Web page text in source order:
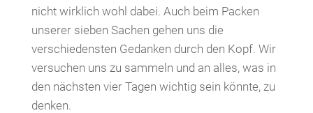
nicht wirklich wohl dabei. Auch beim Packen
unserer sieben Sachen gehen uns die
verschiedensten Gedanken durch den Kopf. Wir
versuchen uns zu sammeln und an alles, was in
den nächsten vier Tagen wichtig sein könnte, zu
denken.